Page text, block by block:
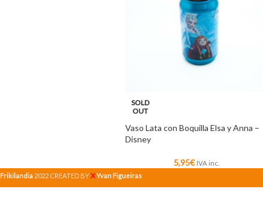
SOLD
OUT
Vaso Lata con Boquilla Elsa y Anna –
Disney
5,95€ IVA inc.
Frikilandia 2022 CREATED BYXYvan Figueiras